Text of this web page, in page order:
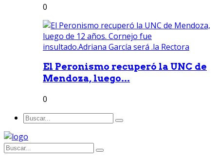
0
El Peronismo recuperó la UNC de
Mendoza, luego...
0